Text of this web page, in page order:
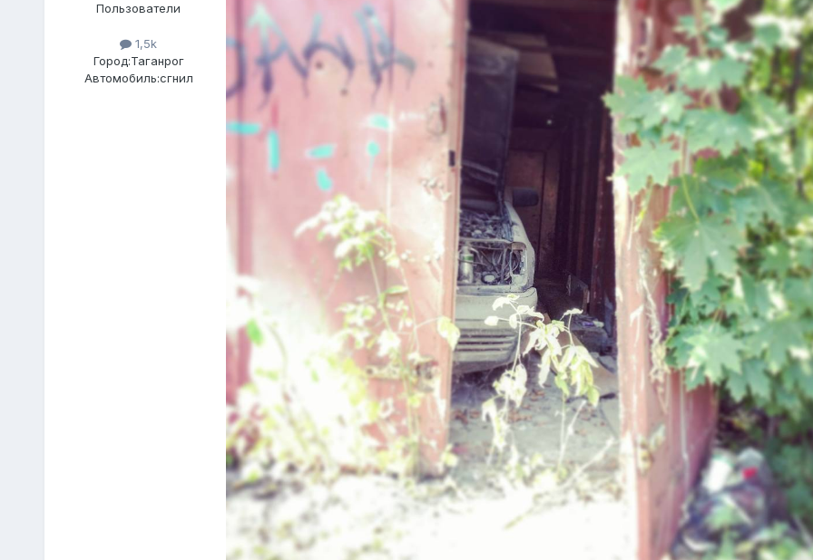
Пользователи
1,5k
Город:Таганрог
Автомобиль:сгнил